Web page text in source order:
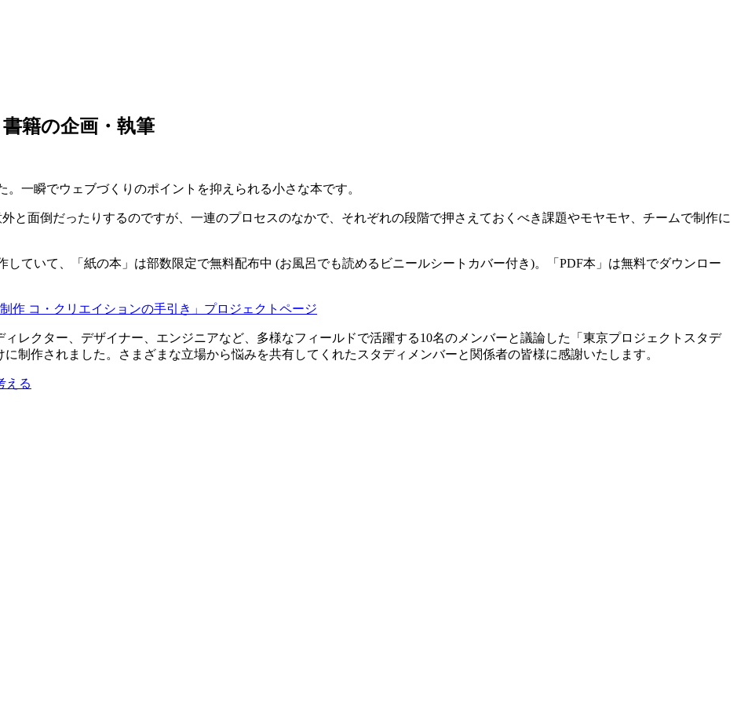
書籍の企画・執筆
。一瞬でウェブづくりのポイントを抑えられる小さな本です。
と面倒だったりするのですが、一連のプロセスのなかで、それぞれの段階で押さえておくべき課題やモヤモヤ、チームで制作に
していて、「紙の本」は部数限定で無料配布中 (お風呂でも読めるビニールシートカバー付き)。「PDF本」は無料でダウンロー
作 コ・クリエイションの手引き」プロジェクトページ
レクター、デザイナー、エンジニアなど、多様なフィールドで活躍する10名のメンバーと議論した「東京プロジェクトスタデ
制作されました。さまざまな立場から悩みを共有してくれたスタディメンバーと関係者の皆様に感謝いたします。
える